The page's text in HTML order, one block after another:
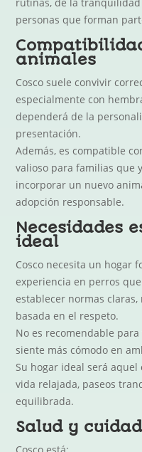
personas que forman
animales
Cosco suele convivir
especialmente con
dependerá de la
presentación.
Además, es compatible
valioso para familias que
incorporar un nuevo
adopción responsable.
Necesidades
ideal
Cosco necesita un hogar
experiencia en perros
establecer normas
basada en el respeto.
No es recomendable
siente más cómodo en
Su hogar ideal será
vida relajada, paseos
equilibrada.
Salud y
Cosco está: